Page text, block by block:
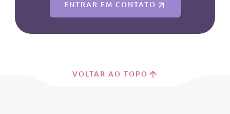
ENTRAR EM CONTATO
VOLTAR AO TOPO